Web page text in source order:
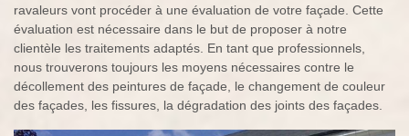
ravaleurs vont procéder à une évaluation de votre façade. Cette
évaluation est nécessaire dans le but de proposer à notre
clientèle les traitements adaptés. En tant que professionnels,
nous trouverons toujours les moyens nécessaires contre le
décollement des peintures de façade, le changement de couleur
des façades, les fissures, la dégradation des joints des façades.